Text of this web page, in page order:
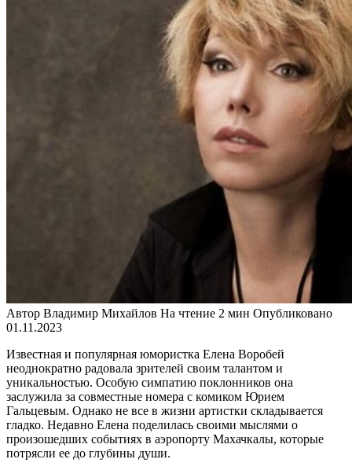
Автор Владимир Михайлов На чтение 2 мин Опубликовано
01.11.2023
Известная и популярная юмористка Елена Воробей
неоднократно радовала зрителей своим талантом и
уникальностью. Особую симпатию поклонников она
заслужила за совместные номера с комиком Юрием
Гальцевым. Однако не все в жизни артистки складывается
гладко. Недавно Елена поделилась своими мыслями о
произошедших событиях в аэропорту Махачкалы, которые
потрясли ее до глубины души.